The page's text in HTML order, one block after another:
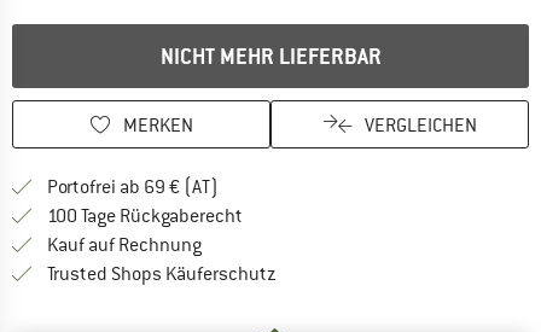
NICHT MEHR LIEFERBAR
MERKEN VERGLEICHEN
Portofrei ab 69 € (AT)
100 Tage Rückgaberecht
Kauf auf RechnungFinde die Zahlungs-Infos hier! Öffnet
Trusted Shops Käuferschutz